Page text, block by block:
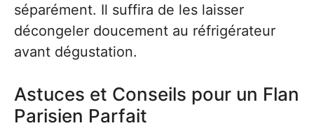
séparément. Il suffira de les laisser
décongeler doucement au réfrigérateur
avant dégustation.
Astuces et Conseils pour un Flan
Parisien Parfait